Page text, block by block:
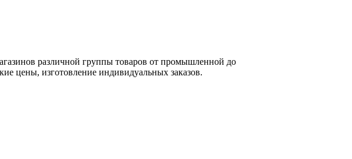
различной группы товаров от промышленной до
цены, изготовление индивидуальных заказов.